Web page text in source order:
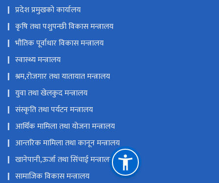
प्रदेश प्रमुखको कार्यालय
कृषि तथा पशुपन्छी विकास मन्त्रालय
भौतिक पूर्वाधार विकास मन्त्रालय
स्वास्थ्य मन्त्रालय
श्रम,रोजगार तथा यातायात मन्त्रालय
युवा तथा खेलकुद मन्त्रालय
संस्कृति तथा पर्यटन मन्त्रालय
आर्थिक मामिला तथा योजना मन्त्रालय
आन्तरिक मामिला तथा कानून मन्त्रालय
खानेपानी,ऊर्जा तथा सिंचाई मन्त्रालय
सामाजिक विकास मन्त्रालय